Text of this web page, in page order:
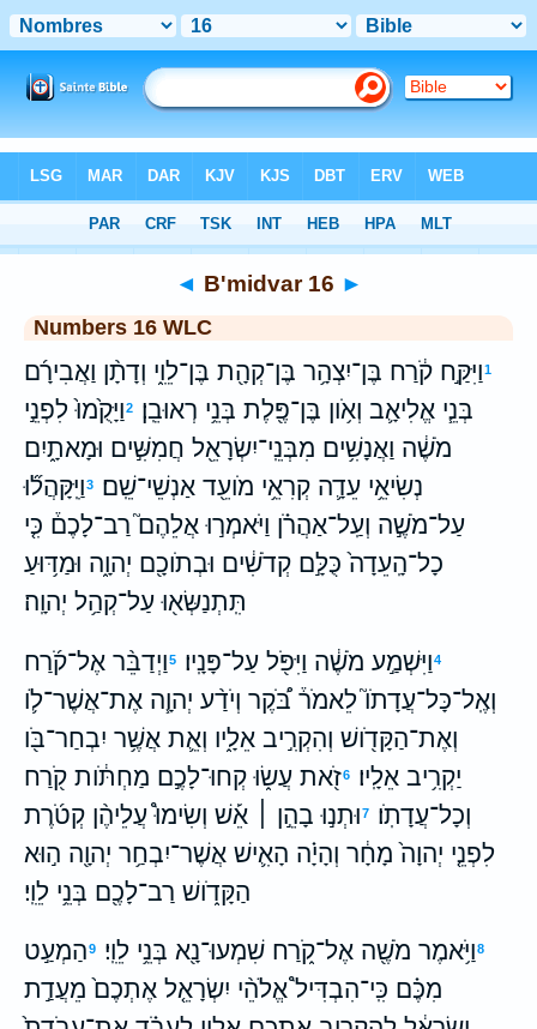
> B'midvar 16
◄ B'midvar 16 ►
Numbers 16 WLC
1וַיִּקַּ֣ח קֹ֔רַח בֶּן־יִצְהָ֥ר בֶּן־קְהָ֖ת בֶּן־לֵוִ֑י וְדָתָ֨ן וַאֲבִירָ֜ם
בְּנֵ֧י אֱלִיאָ֛ב וְאֹ֥ון בֶּן־פֶּ֖לֶת בְּנֵ֥י רְאוּבֵֽן׃
2וַיָּקֻ֙מוּ֙ לִפְנֵ֣י
מֹשֶׁ֔ה וַאֲנָשִׁ֥ים מִבְּנֵֽי־יִשְׂרָאֵ֖ל חֲמִשִּׁ֣ים וּמָאתָ֑יִם
נְשִׂיאֵ֥י עֵדָ֛ה קְרִאֵ֥י מֹועֵ֖ד אַנְשֵׁי־שֵֽׁם׃
3וַיִּֽקָּהֲל֞וּ
עַל־מֹשֶׁ֣ה וְעַֽל־אַהֲרֹ֗ן וַיֹּאמְר֣וּ אֲלֵהֶם֮ רַב־לָכֶם֒ כִּ֤י
כָל־הָֽעֵדָה֙ כֻּלָּ֣ם קְדֹשִׁ֔ים וּבְתֹוכָ֖ם יְהוָ֑ה וּמַדּ֥וּעַ
תִּֽתְנַשְּׂא֖וּ עַל־קְהַ֥ל יְהוָֽה׃
4וַיִּשְׁמַ֣ע מֹשֶׁ֔ה וַיִּפֹּ֖ל עַל־פָּנָֽיו׃ 5וַיְדַבֵּ֨ר אֶל־קֹ֜רַח
וְאֶֽל־כָּל־עֲדָתֹו֮ לֵאמֹר֒ בֹּ֠קֶר וְיֹדַ֨ע יְהוָ֧ה אֶת־אֲשֶׁר־לֹ֛ו
וְאֶת־הַקָּדֹ֖ושׁ וְהִקְרִ֣יב אֵלָ֑יו וְאֵ֛ת אֲשֶׁ֥ר יִבְחַר־בֹּ֖ו
יַקְרִ֥יב אֵלָֽיו׃
6זֹ֖את עֲשׂ֑וּ קְחוּ־לָכֶ֣ם מַחְתֹּ֔ות קֹ֖רַח
וְכָל־עֲדָתֹֽו׃
7וּתְנ֣וּ בָהֵ֣ן ׀ אֵ֡שׁ וְשִׂימוּ֩ עֲלֵיהֶ֨ן קְטֹ֜רֶת
לִפְנֵ֤י יְהוָה֙ מָחָ֔ר וְהָיָ֗ה הָאִ֛ישׁ אֲשֶׁר־יִבְחַ֥ר יְהוָ֖ה ה֣וּא
הַקָּדֹ֑ושׁ רַב־לָכֶ֖ם בְּנֵ֥י לֵוִֽי׃
8וַיֹּ֥אמֶר מֹשֶׁ֖ה אֶל־קֹ֑רַח שִׁמְעוּ־נָ֖א בְּנֵ֥י לֵוִֽי׃ 9הַמְעַ֣ט
מִכֶּ֗ם כִּֽי־הִבְדִּיל֩ אֱלֹהֵ֨י יִשְׂרָאֵ֤ל אֶתְכֶם֙ מֵעֲדַ֣ת